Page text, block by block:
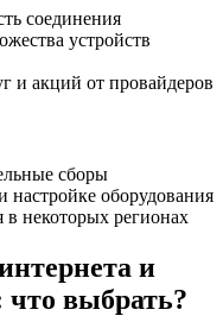
соединения
устройств
и акций от провайдеров
сборы
оборудования
в некоторых регионах
и
что выбрать?